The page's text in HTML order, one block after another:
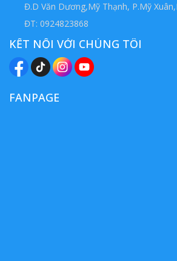
Đ.D Văn Dương,Mỹ Thạnh, P.Mỹ
ĐT: 0924823868
KẾT NỐI VỚI CHÚNG TÔI
FANPAGE